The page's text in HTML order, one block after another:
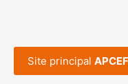
Site principal